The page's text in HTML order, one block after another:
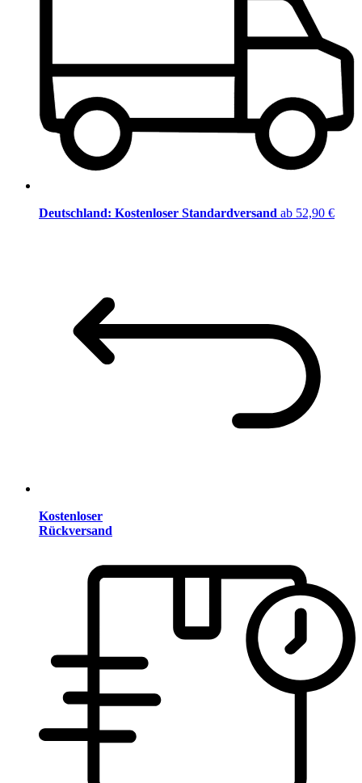
Deutschland: Kostenloser Standardversand ab 52,90 €
Kostenloser
Rückversand